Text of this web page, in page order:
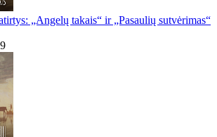
„Angelų takais“ ir „Pasaulių sutvėrimas“